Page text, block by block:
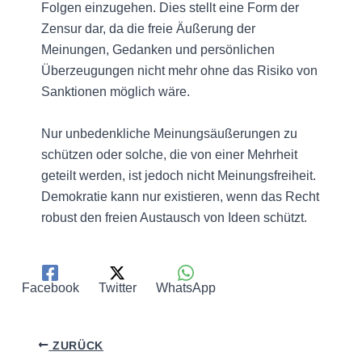
Folgen einzugehen. Dies stellt eine Form der
Zensur dar, da die freie Äußerung der
Meinungen, Gedanken und persönlichen
Überzeugungen nicht mehr ohne das Risiko von
Sanktionen möglich wäre.
Nur unbedenkliche Meinungsäußerungen zu
schützen oder solche, die von einer Mehrheit
geteilt werden, ist jedoch nicht Meinungsfreiheit.
Demokratie kann nur existieren, wenn das Recht
robust den freien Austausch von Ideen schützt.
Facebook Twitter WhatsApp
ZURÜCK